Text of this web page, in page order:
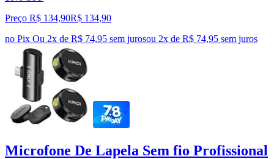
Preço R$ 134,90R$ 134,90
no Pix Ou 2x de R$ 74,95 sem jurosou 2x de R$ 74,95 sem juros
Microfone De Lapela Sem fio Profissional